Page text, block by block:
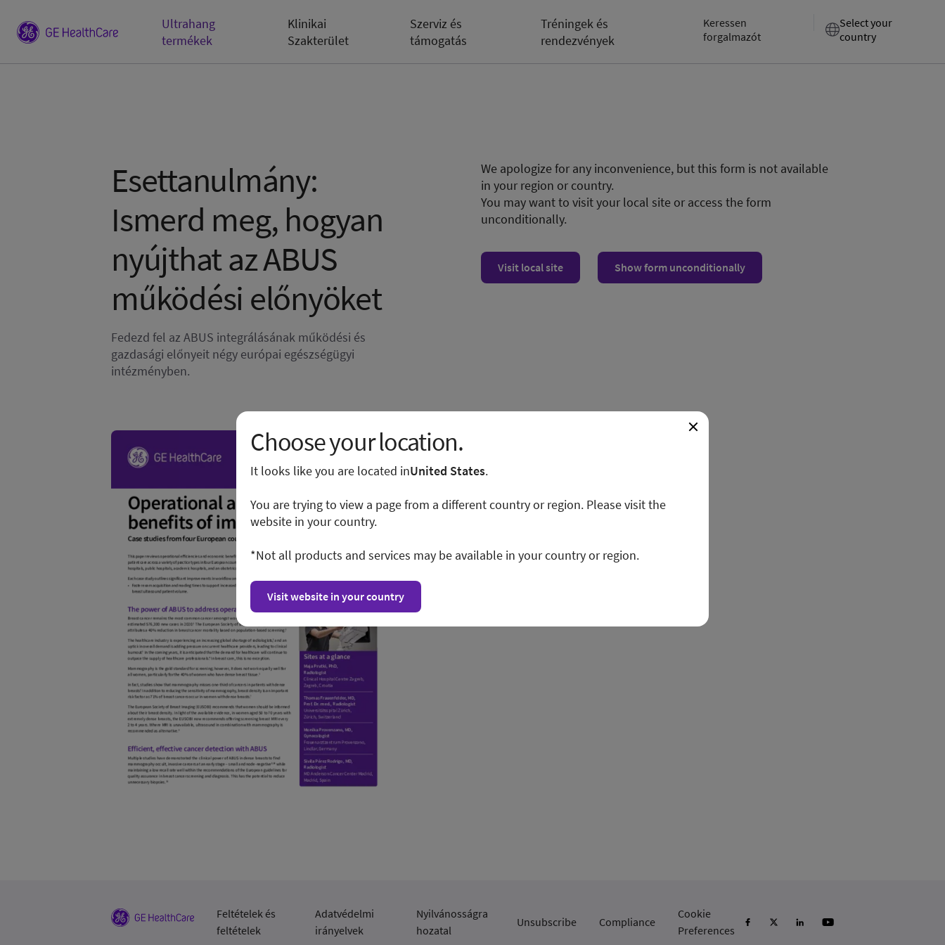
Ultrahang
termékek
Klinikai
Szakterület
Szerviz és
támogatás
Tréningek és
rendezvények
Keressen
forgalmazót
Select your
country
Esettanulmány:
Ismerd meg, hogyan
nyújthat az ABUS
működési előnyöket
Fedezd fel az ABUS integrálásának működési és
gazdasági előnyeit négy európai egészségügyi
intézményben.
We apologize for any inconvenience, but this form is not available
in your region or country.
You may want to visit your local site or access the form
unconditionally.
Visit local site Show form unconditionally
Feltételek és
feltételek
Adatvédelmi
irányelvek
Nyilvánosságra
hozatal
Unsubscribe Compliance
Cookie
Preferences
Choose your location.
It looks like you are located inUnited States.
You are trying to view a page from a different country or region. Please visit the
website in your country.
*Not all products and services may be available in your country or region.
Visit website in your country